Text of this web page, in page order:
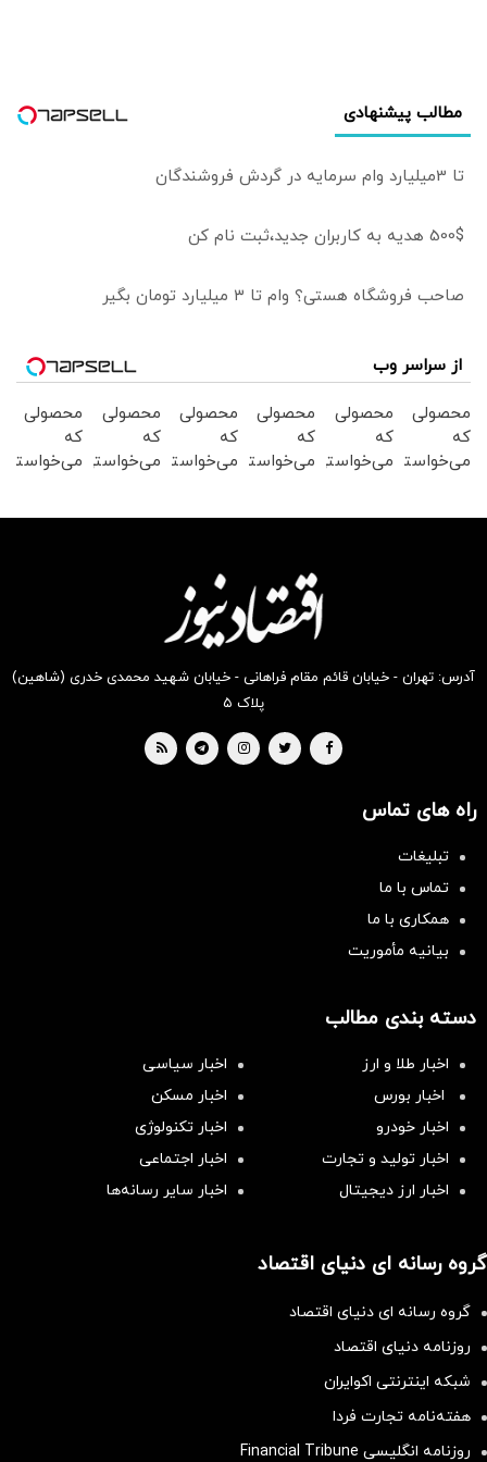
دیپلماسی اقتصادی
باشند
مطالب پیشنهادی
تا 3میلیارد وام سرمایه در گردش فروشندگان
500$ هدیه به کاربران جدید،ثبت نام کن
صاحب فروشگاه هستی؟ وام تا ۳ میلیارد تومان بگیر
از سراسر وب
محصولی
که
می‌خواستی
محصولی
که
می‌خواستی
محصولی
که
می‌خواستی
بخر !
محصولی
که
می‌خواستی
بخر !
محصولی
که
می‌خواستی
محصولی
که
می‌خواستی
آدرس: تهران - خیابان قائم مقام فراهانی - خیابان شهید محمدی خدری (شاهین)
پلاک ۵
راه های تماس
تبلیغات
تماس با ما
همکاری با ما
بیانیه مأموریت
دسته بندی مطالب
اخبار طلا و ارز
اخبار سیاسی
اخبار بورس
اخبار مسکن
اخبار خودرو
اخبار تکنولوژی
اخبار تولید و تجارت
اخبار اجتماعی
اخبار ارز دیجیتال
اخبار سایر رسانه‌‌ها
گروه رسانه ای دنیای اقتصاد
گروه رسانه ای دنیای اقتصاد
روزنامه دنیای اقتصاد
شبکه اینترنتی اکوایران
هفته‌نامه تجارت فردا
روزنامه انگلیسی Financial Tribune